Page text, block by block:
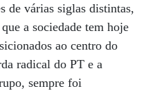
de várias siglas distintas,
a sociedade tem hoje
ao centro do
radical do PT e a
sempre foi